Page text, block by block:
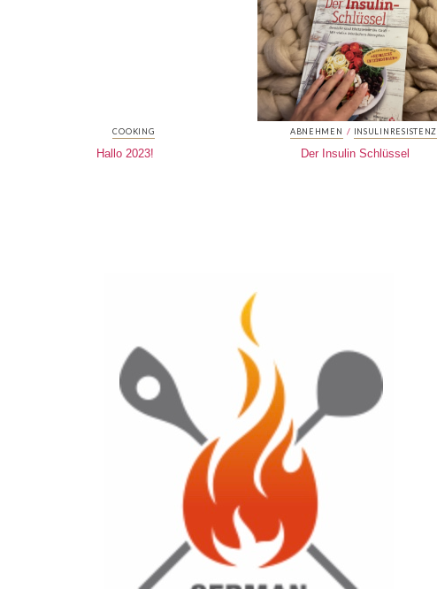
COOKING
Hallo 2023!
ABNEHMEN / INSULINRESISTENZ
Der Insulin Schlüssel